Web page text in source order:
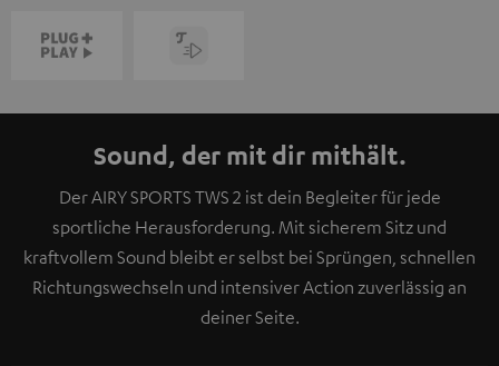
Sound, der mit dir mithält.
Der AIRY SPORTS TWS 2 ist dein Begleiter für jede
sportliche Herausforderung. Mit sicherem Sitz und
kraftvollem Sound bleibt er selbst bei Sprüngen, schnellen
Richtungswechseln und intensiver Action zuverlässig an
deiner Seite.